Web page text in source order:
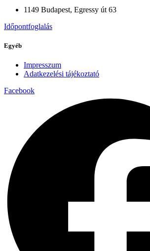
1149 Budapest, Egressy út 63
Időpontfoglalás
Egyéb
Impresszum
Adatkezelési tájékoztató
Facebook